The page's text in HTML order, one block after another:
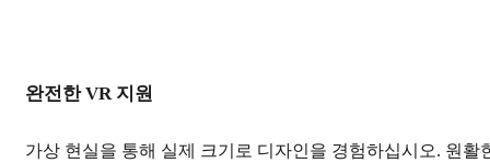
완전한 VR 지원
가상 현실을 통해 실제 크기로 디자인을 경험하십시오. 원활